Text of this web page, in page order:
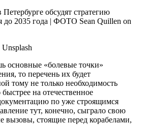
основные «болевые точки»
то перечень их будет
тому не только необходимость
на отечественное
по уже строящимся
тут, конечно, сыграло свою
вызовы, стоящие перед корабелами,